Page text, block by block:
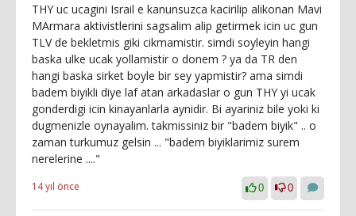
THY uc ucagini Israil e kanunsuzca kacirilip alikonan Mavi
MArmara aktivistlerini sagsalim alip getirmek icin uc gun
TLV de bekletmis giki cikmamistir. simdi soyleyin hangi
baska ulke ucak yollamistir o donem ? ya da TR den
hangi baska sirket boyle bir sey yapmistir? ama simdi
badem biyikli diye laf atan arkadaslar o gun THY yi ucak
gonderdigi icin kinayanlarla aynidir. Bi ayariniz bile yoki ki
dugmenizle oynayalim. takmissiniz bir "badem biyik" .. o
zaman turkumuz gelsin ... "badem biyiklarimiz surem
nerelerine ...."
14 yıl önce 0 0